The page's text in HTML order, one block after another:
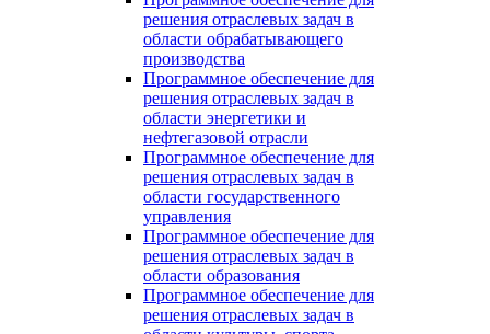
решения отраслевых задач в
области обрабатывающего
производства
Программное обеспечение для
решения отраслевых задач в
области энергетики и
нефтегазовой отрасли
Программное обеспечение для
решения отраслевых задач в
области государственного
управления
Программное обеспечение для
решения отраслевых задач в
области образования
Программное обеспечение для
решения отраслевых задач в